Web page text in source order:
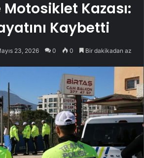
Motosiklet Kazası:
Kaybetti
23, 2026 0 0 Bir dakikadan az